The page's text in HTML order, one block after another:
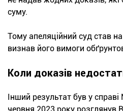
суму.
Тому апеляційний суд став
визнав його вимоги
Коли доказів
Інший результат був у